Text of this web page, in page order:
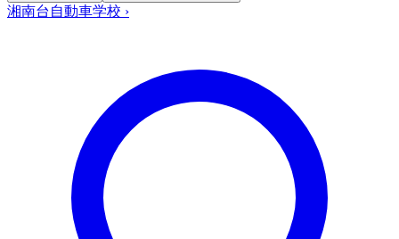
湘南台自動車学校 ›